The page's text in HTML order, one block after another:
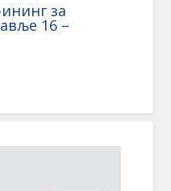
за
16 –